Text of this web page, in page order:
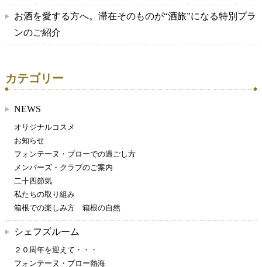
お酒を愛する方へ。滞在そのものが“酒旅”になる特別プラ
ンのご紹介
カテゴリー
NEWS
オリジナルコスメ
お知らせ
フォンテーヌ・ブローでの過ごし方
メンバーズ・クラブのご案内
二十四節気
私たちの取り組み
箱根での楽しみ方 箱根の自然
シェフズルーム
２０周年を迎えて・・・
フォンテーヌ・ブロー熱海